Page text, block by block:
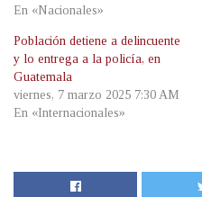
En «Nacionales»
Población detiene a delincuente
y lo entrega a la policía, en
Guatemala
viernes, 7 marzo 2025 7:30 AM
En «Internacionales»